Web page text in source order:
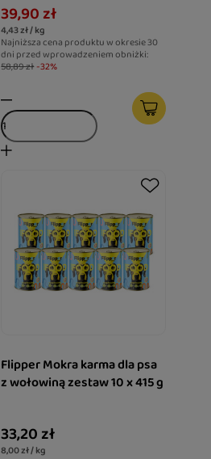
39,90 zł
4,43 zł / kg
Najniższa cena produktu w okresie 30
dni przed wprowadzeniem obniżki:
58,89 zł-32%
Flipper Mokra karma dla psa
z wołowiną zestaw 10 x 415 g
33,20 zł
8,00 zł / kg